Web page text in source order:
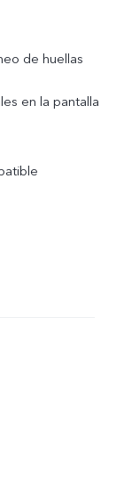
de huellas
en la pantalla